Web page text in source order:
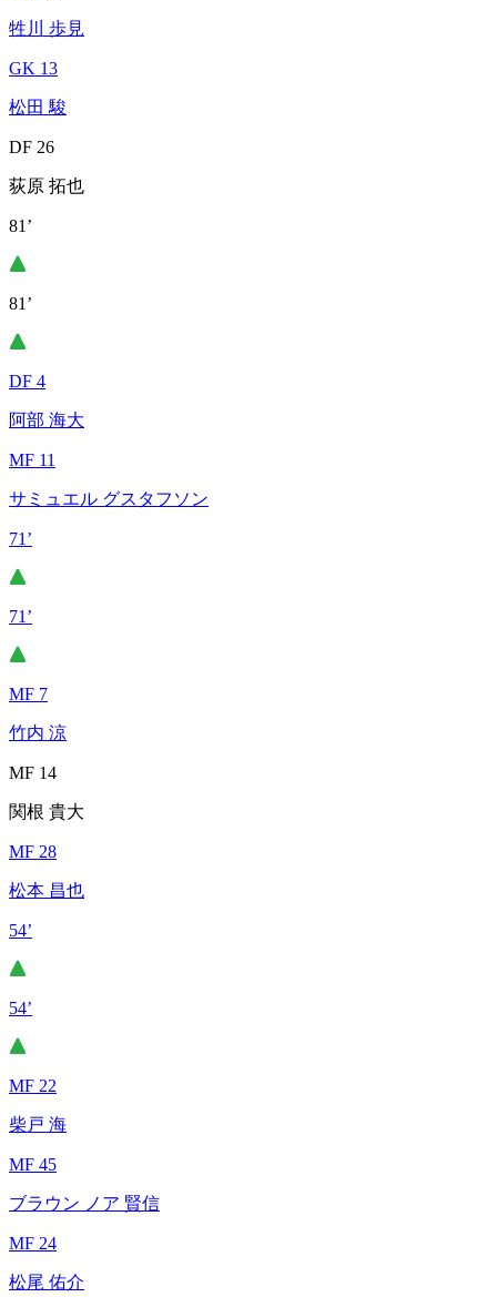
牲川 歩見
GK 13
松田 駿
DF 26
荻原 拓也
81’
81’
DF 4
阿部 海大
MF 11
サミュエル グスタフソン
71’
71’
MF 7
竹内 涼
MF 14
関根 貴大
MF 28
松本 昌也
54’
54’
MF 22
柴戸 海
MF 45
ブラウン ノア 賢信
MF 24
松尾 佑介